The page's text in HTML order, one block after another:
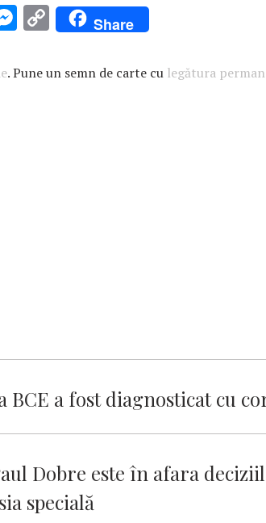
M
se
C
o
p
Share
. Pune un semn de carte cu legătura
BCE a fost diagnosticat cu
Dobre este în afara
specială